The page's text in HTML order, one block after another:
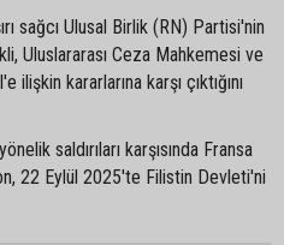
sağcı Ulusal Birlik (RN) Partisi'nin
Uluslararası Ceza Mahkemesi ve
ilişkin kararlarına karşı çıktığını
saldırıları karşısında Fransa
22 Eylül 2025'te Filistin Devleti'ni